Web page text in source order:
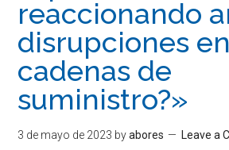
reaccionando
disrupciones
cadenas de
suministro?»
3 de mayo de 2023 byabores Leave a